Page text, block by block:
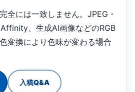
全には一致しません。JPEG・
、生成AI画像などのRGB
変換により色味が変わる場合
入稿Q&A